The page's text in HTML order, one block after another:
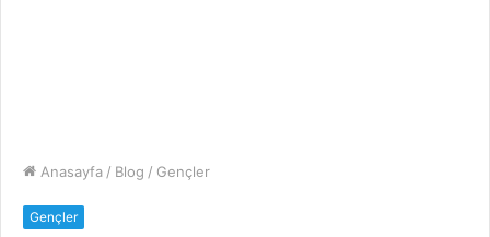
Anasayfa / Blog / Gençler
Gençler